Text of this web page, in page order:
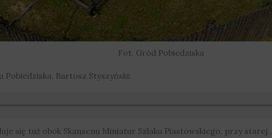
Fot. Gród Pobiedziska
Pobiedziska, Bartosz Styszyński:
się tuż obok Skansenu Miniatur Szlaku Piastowskiego, przy starej